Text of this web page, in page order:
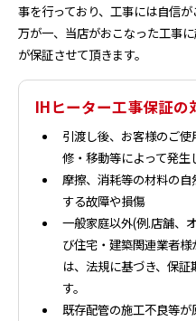
事を行っており、工事には自信が
万が一、当店がおこなった工事
が保証させて頂きます。
IHヒーター工事保証の
引渡し後、お客様のご
修・移動等によって発生
摩擦、消耗等の材料の
する故障や損傷
一般家庭以外(例.店舗、
び住宅・建築関連業者
は、法規に基づき、保
す。
既存配管の施工不良等